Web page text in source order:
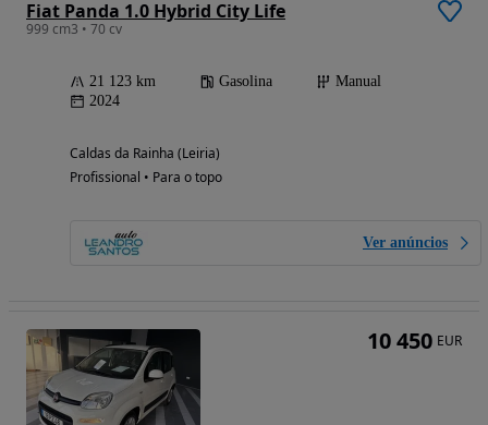
Fiat Panda 1.0 Hybrid City Life
999 cm3 • 70 cv
21 123 km Gasolina
Manual
2024
Caldas da Rainha (Leiria)
Profissional • Para o topo
Ver anúncios
10 450 EUR